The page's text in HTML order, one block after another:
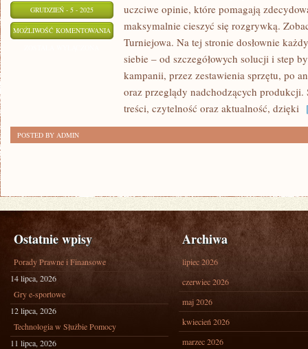
GRUDZIEŃ - 5 - 2025
MOŻLIWOŚĆ KOMENTOWANIA
EKONOMICZNE
TYCOON
uczciwe opinie, które pomagają
maksymalnie cieszyć się rozgrywką.
Turniejowa. Na tej stronie dosłownie
siebie – od szczegółowych solucji i step
kampanii, przez zestawienia sprzętu, po
oraz przeglądy nadchodzących produkcji.
treści, czytelność oraz aktualność, dzięki
POSTED BY ADMIN
Ostatnie wpisy
Porady Prawne i Finansowe
14 lipca, 2026
Gry e-sportowe
12 lipca, 2026
Technologia w Służbie Pomocy
11 lipca, 2026
Archiwa
lipiec 2026
czerwiec 2026
maj 2026
kwiecień 2026
marzec 2026